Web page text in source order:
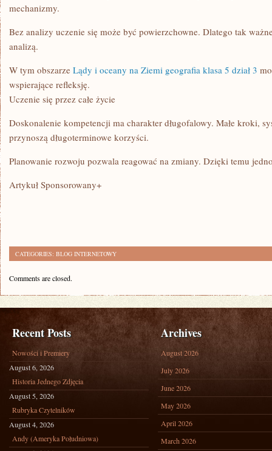
mechanizmy.
Bez analizy uczenie się może być powierzchowne. Dlatego tak
analizą.
W tym obszarze Lądy i oceany na Ziemi geografia klasa 5 dział 3
wspierające refleksję.
Uczenie się przez całe życie
Doskonalenie kompetencji ma charakter długofalowy. Małe kroki,
przynoszą długoterminowe korzyści.
Planowanie rozwoju pozwala reagować na zmiany. Dzięki temu
Artykuł Sponsorowany+
CATEGORIES: BLOG INTERNETOWY
Comments are closed.
Recent Posts
Nowości i Premiery
August 6, 2026
Historia Jednego Zdjęcia
August 5, 2026
Rubryka Czytelników
August 4, 2026
Andy (Ameryka Południowa)
Archives
August 2026
July 2026
June 2026
May 2026
April 2026
March 2026